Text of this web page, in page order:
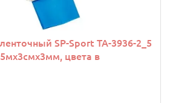
SP-Sport TA-3936-2_5
цвета в